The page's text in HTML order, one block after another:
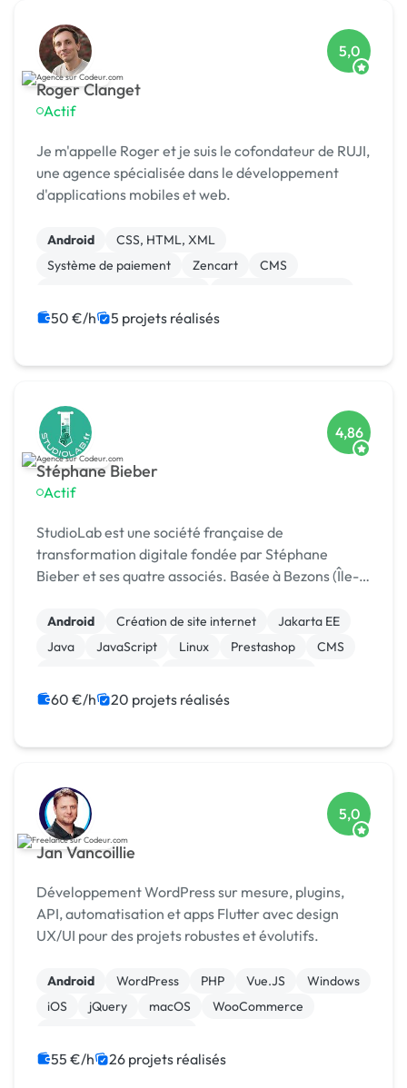
Roger Clanget
Actif
5,0
Je m'appelle Roger et je suis le cofondateur de RUJI,
une agence spécialisée dans le développement
d'applications mobiles et web.
Android
CSS, HTML, XML
Système de paiement
Zencart
CMS
Gestion site web
Landing page
50 €/h 5 projets réalisés
Stéphane Bieber
Actif
4,86
StudioLab est une société française de
transformation digitale fondée par Stéphane
Bieber et ses quatre associés. Basée à Bezons (Île-
ans les entrepr
Android Création de site internet
Jakarta EE
Java
JavaScript Linux Prestashop
CMS
60 €/h 20 projets réalisés
Jan Vancoillie
5,0
Développement WordPress sur mesure, plugins,
API, automatisation et apps Flutter avec design
UX/UI pour des projets robustes et évolutifs.
Android WordPress PHP Vue.JS
Windows
iOS
jQuery macOS
WooCommerce
55 €/h 26 projets réalisés